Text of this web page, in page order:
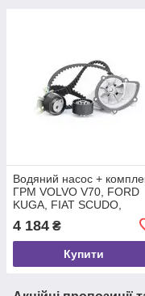
Водяний насос +
ГРМ VOLVO V70, FORD
KUGA, FIAT SCUDO,
4 184 ₴
Купити